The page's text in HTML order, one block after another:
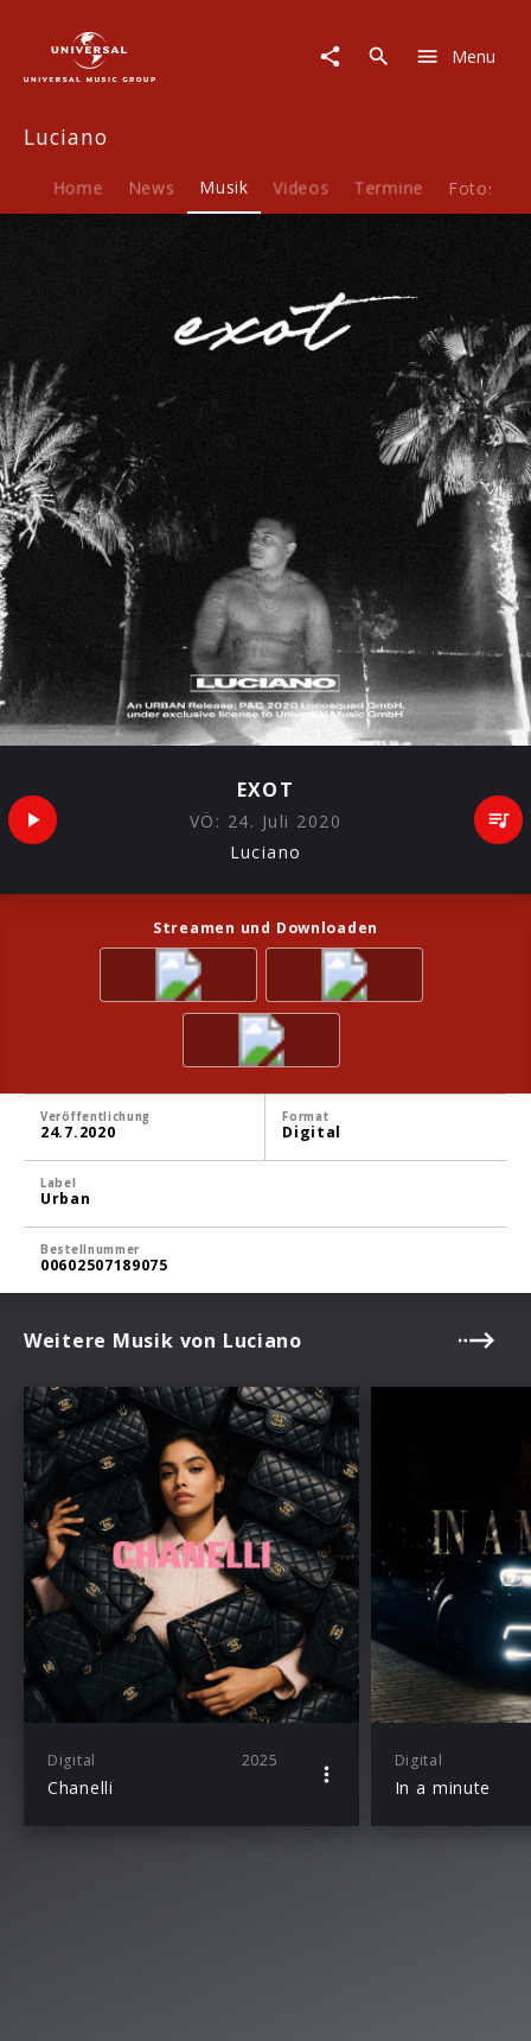
Menu
Luciano
Home News Musik Videos Termine Fotos
EXOT
VÖ: 24. Juli 2020
Luciano
Streamen und Downloaden
Veröffentlichung
24.7.2020
Format
Digital
Label
Urban
Bestellnummer
00602507189075
Weitere Musik von Luciano
Digital 2025
Chanelli
Digital
In a minute